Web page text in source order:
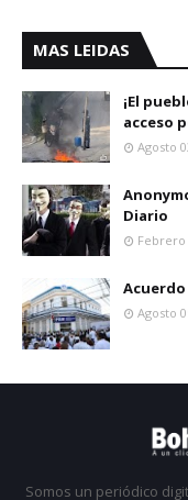
MAS LEIDAS
¡El
acceso
Agosto
Diario
Febrero
Agosto
Somos un periódico